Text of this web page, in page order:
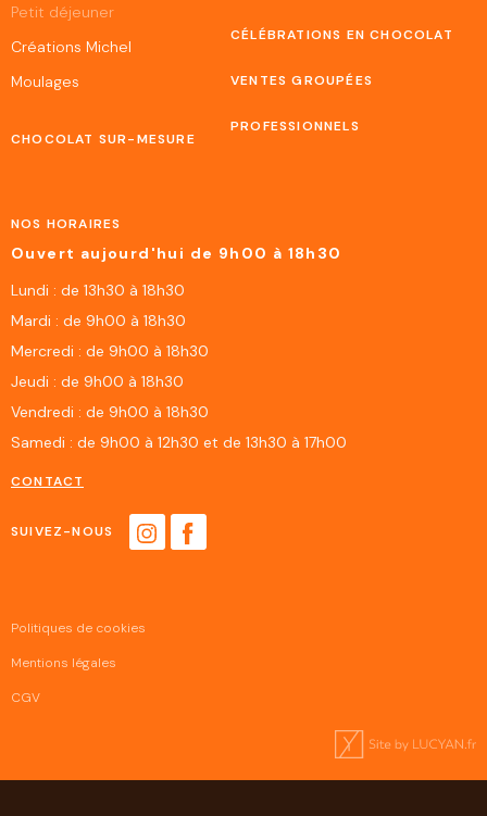
Petit déjeuner
Créations Michel
Moulages
CHOCOLAT SUR-MESURE
CÉLÉBRATIONS EN CHOCOLAT
VENTES GROUPÉES
PROFESSIONNELS
NOS HORAIRES
Ouvert aujourd'hui de 9h00 à 18h30
Lundi : de 13h30 à 18h30
Mardi : de 9h00 à 18h30
Mercredi : de 9h00 à 18h30
Jeudi : de 9h00 à 18h30
Vendredi : de 9h00 à 18h30
Samedi : de 9h00 à 12h30 et de 13h30 à 17h00
CONTACT
SUIVEZ-NOUS
Politiques de cookies
Mentions légales
CGV